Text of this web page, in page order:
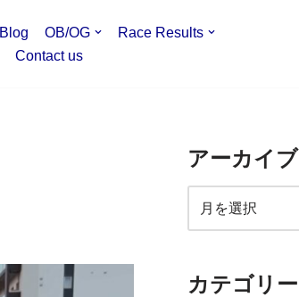
Blog OB/OG
Race Results
Contact us
アーカイブ
カテゴリー